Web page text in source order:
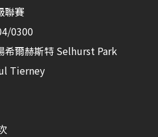
聯賽
0300
希爾赫斯特 Selhurst Park
Tierney